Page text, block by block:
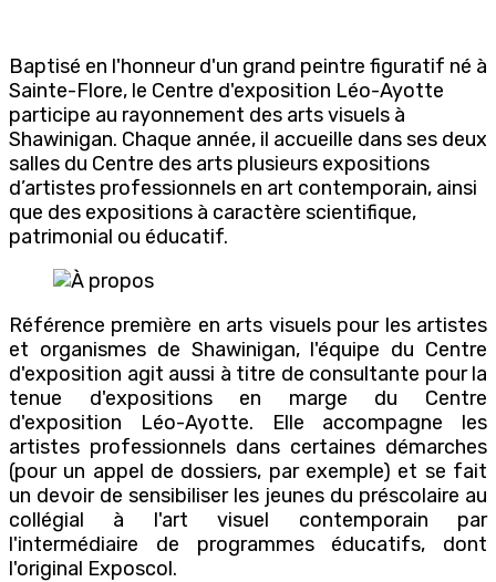
Baptisé en l'honneur d'un grand peintre figuratif né à
Sainte-Flore, le Centre d'exposition Léo-Ayotte
participe au rayonnement des arts visuels à
Shawinigan. Chaque année, il accueille dans ses deux
salles du Centre des arts plusieurs expositions
d’artistes professionnels en art contemporain, ainsi
que des expositions à caractère scientifique,
patrimonial ou éducatif.
Référence première en arts visuels pour les artistes
et organismes de Shawinigan, l'équipe du Centre
d'exposition agit aussi à titre de consultante pour la
tenue d'expositions en marge du Centre
d'exposition Léo-Ayotte. Elle accompagne les
artistes professionnels dans certaines démarches
(pour un appel de dossiers, par exemple) et se fait
un devoir de sensibiliser les jeunes du préscolaire au
collégial à l'art visuel contemporain par
l'intermédiaire de programmes éducatifs, dont
l'original Exposcol.